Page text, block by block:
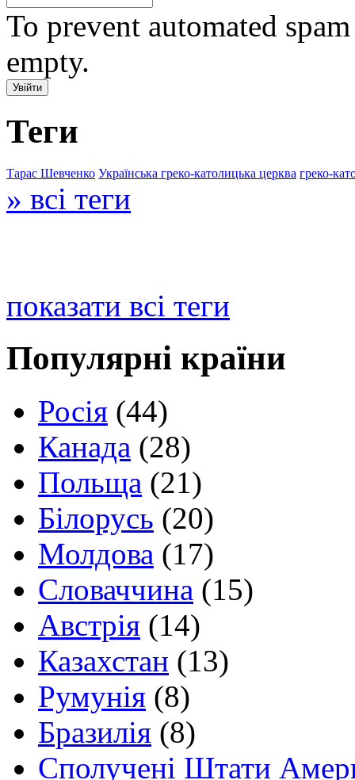
To prevent automated
empty.
Теги
Тарас Шевченко Українська греко-католицька церква греко-
» всі теги
показати всі теги
Популярні країни
Росія (44)
Канада (28)
Польща (21)
Білорусь (20)
Молдова (17)
Словаччина (15)
Австрія (14)
Казахстан (13)
Румунія (8)
Бразилія (8)
Сполучені Штати